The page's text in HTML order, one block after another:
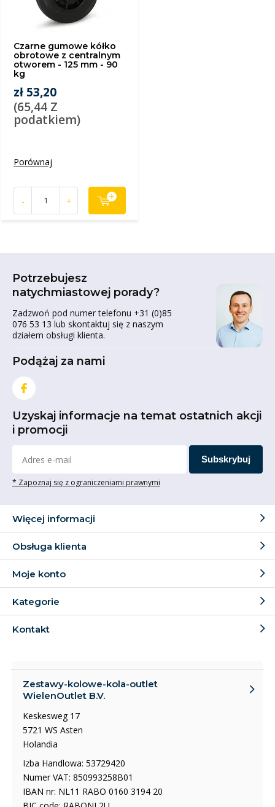
Czarne gumowe kółko
obrotowe z centralnym
otworem - 125 mm - 90
kg
zł 53,20
(65,44 Z
podatkiem)
Porównaj
- +
Potrzebujesz
natychmiastowej porady?
Zadzwoń pod numer telefonu +31 (0)85
076 53 13 lub skontaktuj się z naszym
działem obsługi klienta.
Podążaj za nami
Uzyskaj informacje na temat ostatnich akcji
i promocji
Subskrybuj
* Zapoznaj się z ograniczeniami prawnymi
Więcej informacji
Obsługa klienta
Moje konto
Kategorie
Kontakt
Zestawy-kolowe-kola-outlet
WielenOutlet B.V.
Keskesweg 17
5721 WS Asten
Holandia
Izba Handlowa: 53729420
Numer VAT: 850993258B01
IBAN nr: NL11 RABO 0160 3194 20